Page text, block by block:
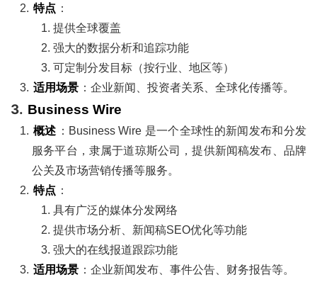
特点 ：
提供全球覆盖
强大的数据分析和追踪功能
可定制分发目标（按行业、地区等）
适用场景 ：企业新闻、投资者关系、全球化传播等。
3. Business Wire
概述 ：Business Wire 是一个全球性的新闻发布和分发
服务平台，隶属于道琼斯公司，提供新闻稿发布、品牌
公关及市场营销传播等服务。
特点 ：
具有广泛的媒体分发网络
提供市场分析、新闻稿SEO优化等功能
强大的在线报道跟踪功能
适用场景 ：企业新闻发布、事件公告、财务报告等。